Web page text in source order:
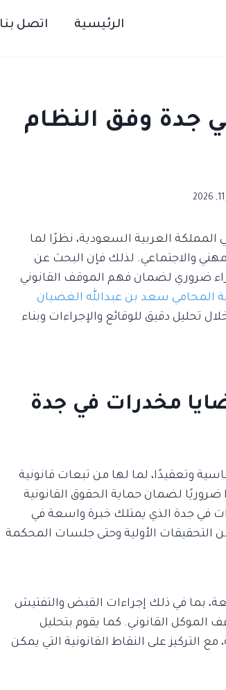
الرئيسية اتصل بنا
جدة وفق النظام
العربية السعودية، نظرًا لما
والاجتماعي. لذلك فإن البحث عن
ضروري لضمان فهم الموقف القانوني
المحامي سعد بن عبدالله الغضيان
تحليل دقيق للوقائع والإجراءات وبناء
مخدرات في جدة
وتعقيدًا، لما لها من تبعات قانونية
ضروريًا لضمان حماية الحقوق القانونية
في جدة الذي يمتلك خبرة واسعة في
التحقيقات الأولية وحتى جلسات المحكمة
بما في ذلك إجراءات القبض والتفتيش
الموكل القانوني. كما يقوم بتحليل
التركيز على النقاط القانونية التي يمكن